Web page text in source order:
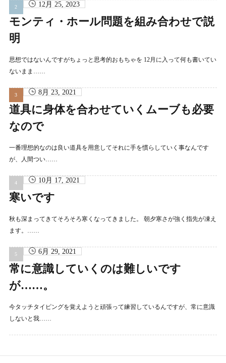
12月 25, 2023
モンティ・ホール問題を組み合わせで説
明
思想ではないんですがちょっと思考的おもちゃを 12月に入って何も書いてい
ないまま……
8月 23, 2021
道具に身体を合わせていくムーブも必要
なので
一番理想的なのは良い道具を用意してそれに手を慣らしていく事なんです
が、人間つい……
10月 17, 2021
寒いです
秋も深まってきてそろそろ寒くなってきました。 朝夕寒さが強く指先が凍え
ます。……
6月 29, 2021
常に意識していくのは難しいです
が……。
今タッチタイピングを覚えようと頑張って練習しているんですが、常に意識
しないと我……